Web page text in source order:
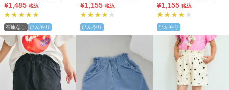
ティアードUVパーカー_水
遊びにおすすめ
¥1,485 税込
在庫なし ひんやり
ンパス
¥1,155 税込
ひんやり
ンパス
¥1,155 税込
ひんやり